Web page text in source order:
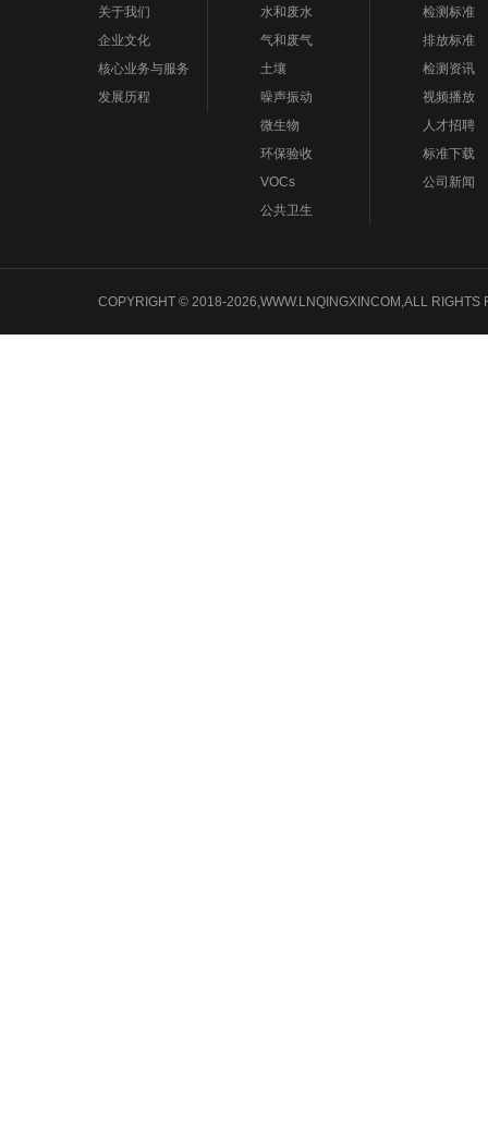
关于我们
企业文化
核心业务与服务
发展历程
水和废水
气和废气
土壤
噪声振动
微生物
环保验收
VOCs
公共卫生
检测标准
排放标准
检测资讯
视频播放
人才招聘
标准下载
公司新闻
COPYRIGHT © 2018-2026,WWW.LNQINGXINCOM,ALL